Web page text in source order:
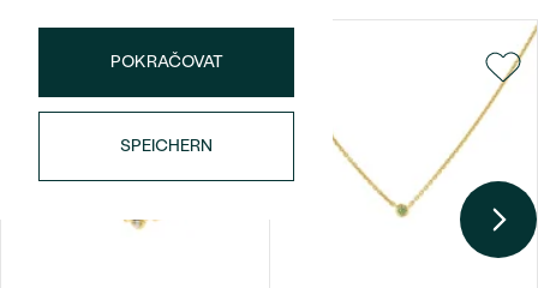
ANZAHL:
1
KARATGEWICHT:
FARBE:
G-H
HERKUNFT:
Im Labor hergestellt
POKRAČOVAT
SPEICHERN